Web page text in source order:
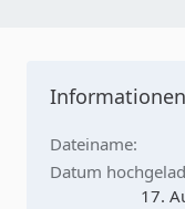
Informationen
Dateiname
Datum
17.